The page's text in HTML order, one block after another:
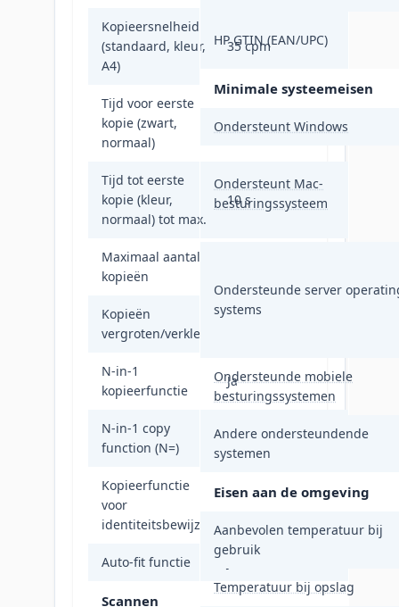
Kopieersnelheid
(standaard, kleur,
A4)
35 cpm
Tijd voor eerste
kopie (zwart,
normaal)
7,6 s
Tijd tot eerste
kopie (kleur,
normaal) tot max.
10 s
Maximaal aantal
kopieën
Kopieën
vergroten/verkleinen
N-in-1
kopieerfunctie
Ja
N-in-1 copy
function (N=)
2
Kopieerfunctie
voor
identiteitsbewijzen
Auto-fit functie
Scannen
HP GTIN (EAN/UPC)
Minimale systeemeisen
Ondersteunt Windows
Ondersteunt Mac-
besturingssysteem
Ondersteunde server
systems
Ondersteunde mobiele
besturingssystemen
Andere ondersteundende
systemen
Eisen aan de omgeving
Aanbevolen temperatuur bij
gebruik
Temperatuur bij opslag